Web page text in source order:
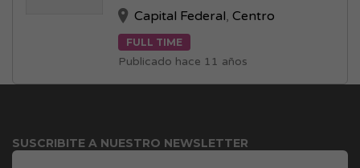
Capital Federal,Centro
FULL TIME
Publicado hace 11 años
SUSCRIBITE A NUESTRO NEWSLETTER